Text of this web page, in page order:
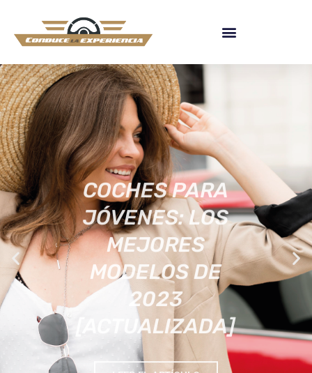
COCHES PARA
JÓVENES: LOS
MEJORES
MODELOS DE
2023
[ACTUALIZADA]
LEER EL ARTÍCULO